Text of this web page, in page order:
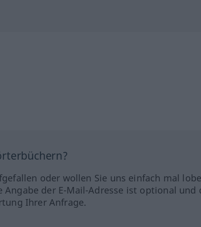
oder wollen Sie uns einfach mal
Angabe der E-Mail-Adresse ist optional und
Ihrer Anfrage.